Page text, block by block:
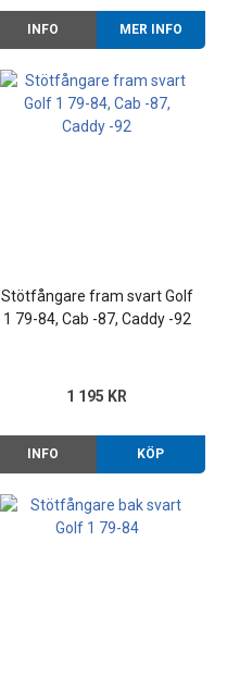
INFO MER INFO
Stötfångare fram svart Golf
1 79-84, Cab -87, Caddy -92
1 195 KR
INFO KÖP